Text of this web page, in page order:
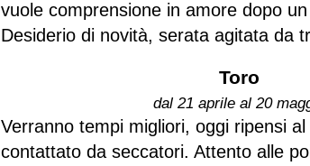
vuole comprensione in amore dopo
Desiderio di novità, serata agitata da
Toro
dal 21 aprile al 20
Verranno tempi migliori, oggi ripensi
contattato da seccatori. Attento alle